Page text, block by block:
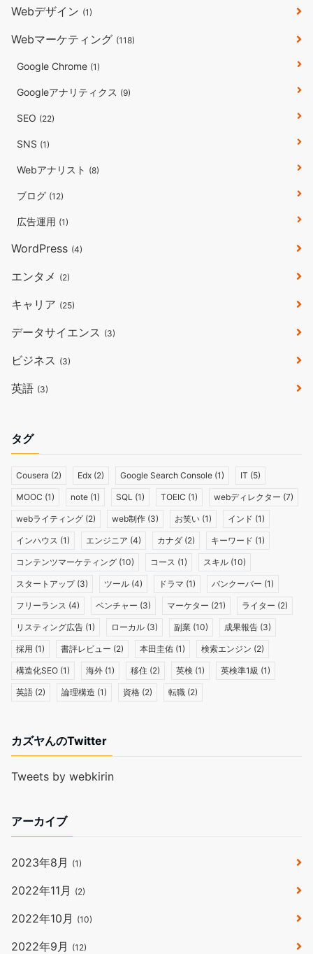
Webデザイン (1)
Webマーケティング (118)
Google Chrome (1)
Googleアナリティクス (9)
SEO (22)
SNS (1)
Webアナリスト (8)
ブログ (12)
広告運用 (1)
WordPress (4)
エンタメ (2)
キャリア (25)
データサイエンス (3)
ビジネス (3)
英語 (3)
タグ
Cousera (2) Edx (2) Google Search Console (1) IT (5)
MOOC (1) note (1) SQL (1) TOEIC (1) webディレクター (7)
webライティング (2) web制作 (3) お笑い (1) インド (1)
インハウス (1) エンジニア (4) カナダ (2) キーワード (1)
コンテンツマーケティング (10) コース (1) スキル (10)
スタートアップ(3) ツール (4) ドラマ (1) バンクーバー (1)
フリーランス (4) ベンチャー (3) マーケター (21) ライター (2)
リスティング広告 (1) ローカル (3) 副業 (10) 成果報告 (3)
採用 (1) 書評レビュー (2) 本田圭佑 (1) 検索エンジン (2)
構造化SEO (1) 海外 (1) 移住 (2) 英検 (1) 英検準1級 (1)
英語 (2) 論理構造 (1) 資格 (2) 転職 (2)
カズヤんのTwitter
Tweets by webkirin
アーカイブ
2023年8月 (1)
2022年11月 (2)
2022年10月 (10)
2022年9月 (12)